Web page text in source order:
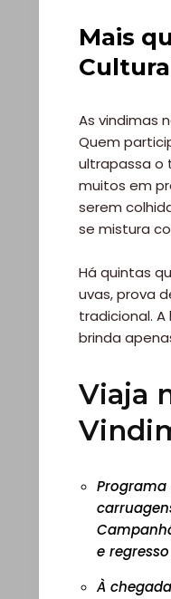
Mais
As vindimas
Quem
ultrapassa o
muitos em
serem
se mistura
Há quintas
uvas, prova
tradicional.
brinda
Viaja
e
À